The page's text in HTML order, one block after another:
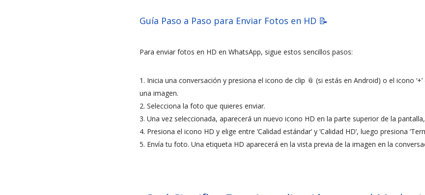
Guía Paso a Paso para Enviar Fotos en HD 📝
Para enviar fotos en HD en WhatsApp, sigue estos sencillos pasos:
Inicia una conversación y presiona el icono de clip 📎 (si estás en Android) o el icono
una imagen.
Selecciona la foto que quieres enviar.
Una vez seleccionada, aparecerá un nuevo icono HD en la parte superior de la
Presiona el icono HD y elige entre ‘Calidad estándar’ y ‘Calidad HD’, luego presiona
Envía tu foto. Una etiqueta HD aparecerá en la vista previa de la imagen en la